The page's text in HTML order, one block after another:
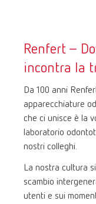
Renfert –
incontra la
Da 100 anni
apparecchiature
che ci unisce è la
laboratorio
nostri colleghi.
La nostra cultura
scambio
utenti e sui